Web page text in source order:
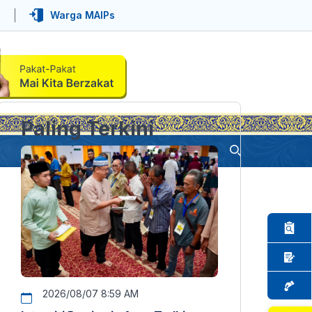
Warga MAIPs
Paling Terkini
2026/08/07 8:59 AM